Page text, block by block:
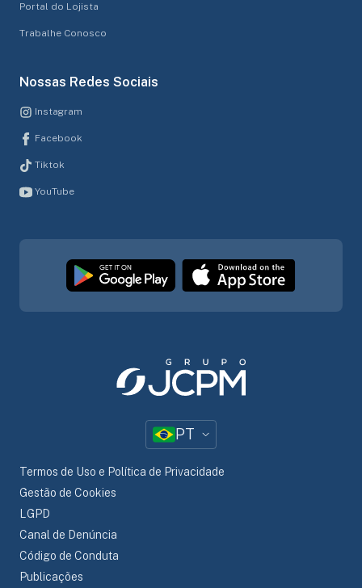
Portal do Lojista
Trabalhe Conosco
Nossas Redes Sociais
Instagram
Facebook
Tiktok
YouTube
PT
Termos de Uso e Política de Privacidade
Gestão de Cookies
LGPD
Canal de Denúncia
Código de Conduta
Publicações